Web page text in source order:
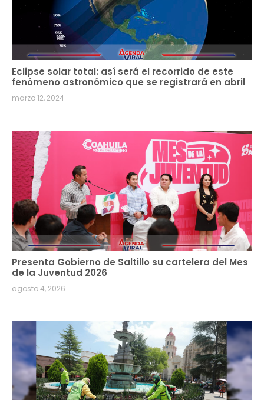
Eclipse solar total: así será el recorrido de este
fenómeno astronómico que se registrará en abril
marzo 12, 2024
Presenta Gobierno de Saltillo su cartelera del Mes
de la Juventud 2026
agosto 4, 2026